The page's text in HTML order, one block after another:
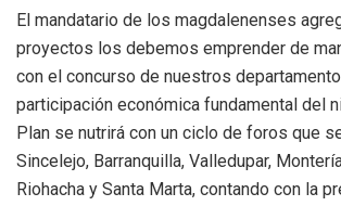
El mandatario de los magdalenenses
proyectos los debemos emprender de
con el concurso de nuestros
participación económica fundamental del
Plan se nutrirá con un ciclo de foros que
Sincelejo, Barranquilla, Valledupar,
Riohacha y Santa Marta, contando con la